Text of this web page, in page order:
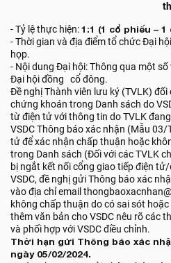
- Tỷ lệ thực hiện:1:1 (1 cổ phiếu –
- Thời gian và địa điểm tổ chức Đại
họp.
- Nội dung Đại hội: Thông qua một
Đại hội đồng cổ đông.
Đề nghị Thành viên lưu ký (TVLK)
chứng khoán trong Danh sách do
từ điện tử với thông tin do TVLK
VSDC Thông báo xác nhận (Mẫu
tử để xác nhận chấp thuận hoặc
trong Danh sách (Đối với các TVLK
bị ngắt kết nối cổng giao tiếp điện
VSDC, đề nghị gửi Thông báo xác
vào địa chỉ email
không chấp thuận do có sai sót
thêm văn bản cho VSDC nêu rõ các
và phối hợp với VSDC điều chỉnh.
Thời hạn gửi Thông báo xác
ngày 05/02/2024.